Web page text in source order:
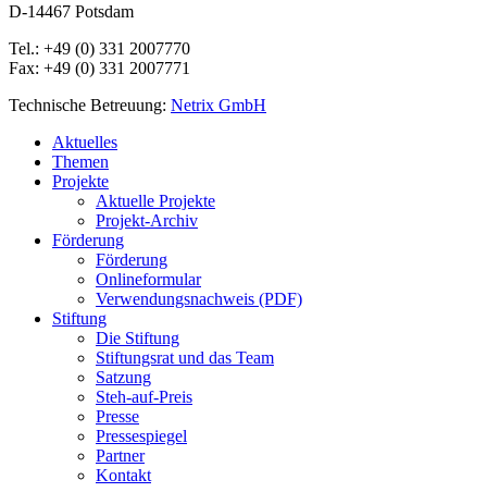
D-14467 Potsdam
Tel.: +49 (0) 331 2007770
Fax: +49 (0) 331 2007771
Technische Betreuung: Netrix GmbH
Close
Menu
Aktuelles
Themen
Projekte
Aktuelle Projekte
Projekt-Archiv
Förderung
Förderung
Onlineformular
Verwendungsnachweis (PDF)
Stiftung
Die Stiftung
Stiftungsrat und das Team
Satzung
Steh-auf-Preis
Presse
Pressespiegel
Partner
Kontakt